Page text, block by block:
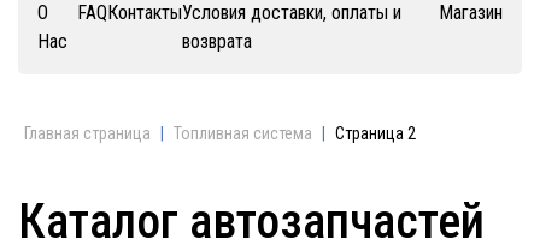
О
Нас
FAQКонтактыУсловия доставки, оплаты и
возврата
Магазин
Главная страница Топливная система Страница 2
Каталог автозапчастей